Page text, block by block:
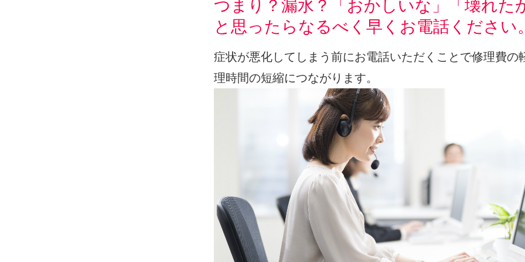
つまり？漏水？「おかしいな」「壊れた
と思ったらなるべく早くお電話ください
症状が悪化してしまう前にお電話いただくことで修理費の
理時間の短縮につながります。